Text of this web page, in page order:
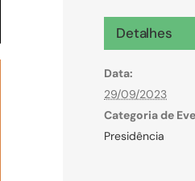
Microcrédito
Para MEI,
(feirantes e
Detalhes
Data:
29/09/2023
Categoria de
Presidência